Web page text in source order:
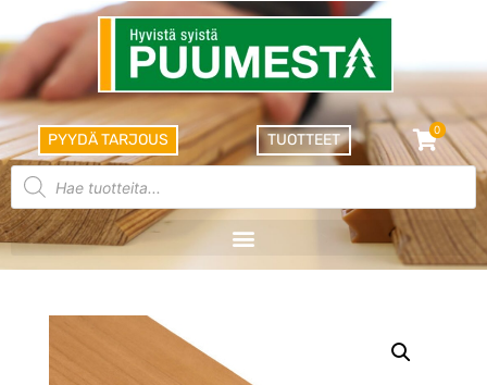
PYYDÄ TARJOUS TUOTTEET
0